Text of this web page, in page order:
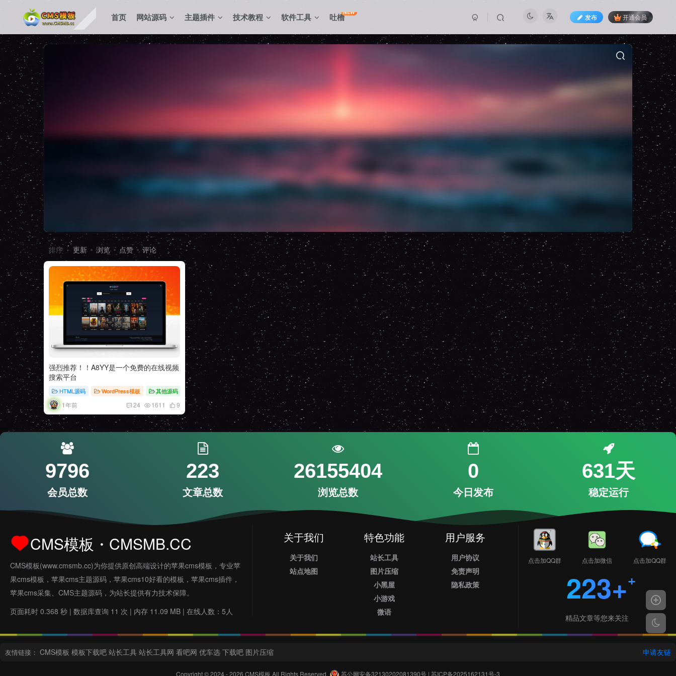
首页 网站源码 主题插件 技术教程 软件工具 吐槽NEW
发布 开通会员
排序 更新 浏览 点赞 评论
强烈推荐！！A8YY是一个免费的在线视频
搜索平台
HTML源码 WordPress模板 其他源码
1年前 24 1611 9
9796
会员总数
223
文章总数
26155404
浏览总数
0
今日发布
631天
稳定运行
CMS模板・CMSMB.CC
CMS模板(www.cmsmb.cc)为你提供原创高端设计的苹果cms模板，专业苹
果cms模板，苹果cms主题源码，苹果cms10好看的模板，苹果cms插件，
苹果cms采集、CMS主题源码，为站长提供有力技术保障。
页面耗时 0.368 秒 | 数据库查询 11 次 | 内存 11.09 MB | 在线人数：5人
关于我们
关于我们
站点地图
特色功能
站长工具
图片压缩
小黑屋
小游戏
微语
用户服务
用户协议
免责声明
隐私政策
点击加QQ群 点击加微信 点击加QQ群
223+
精品文章等您来关注
友情链接： CMS模板 模板下载吧 站长工具 站长工具网 看吧网 优车选 下载吧 图片压缩 申请友链
Copyright © 2024 - 2026 CMS模板 All Rights Reserved. 苏公网安备32130202081390号 | 苏ICP备2025162131号-3